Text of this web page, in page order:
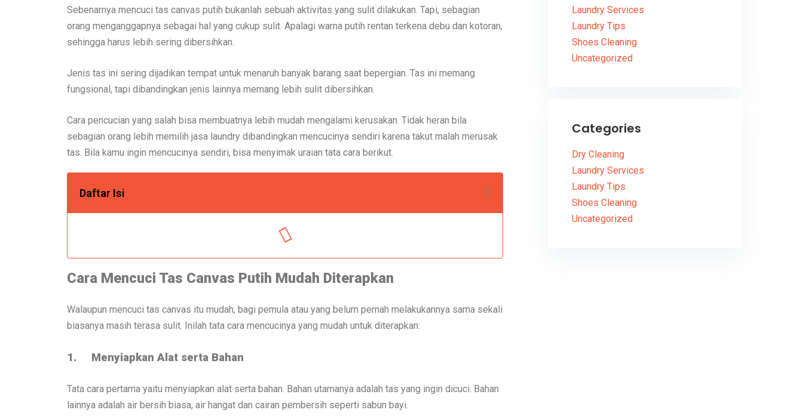
Sebenarnya mencuci tas canvas putih bukanlah sebuah aktivitas yang sulit dilakukan. Tapi, sebagian
orang menganggapnya sebagai hal yang cukup sulit. Apalagi warna putih rentan terkena debu dan kotoran,
sehingga harus lebih sering dibersihkan.
Jenis tas ini sering dijadikan tempat untuk menaruh banyak barang saat bepergian. Tas ini memang
fungsional, tapi dibandingkan jenis lainnya memang lebih sulit dibersihkan.
Cara pencucian yang salah bisa membuatnya lebih mudah mengalami kerusakan. Tidak heran bila
sebagian orang lebih memilih jasa laundry dibandingkan mencucinya sendiri karena takut malah merusak
tas. Bila kamu ingin mencucinya sendiri, bisa menyimak uraian tata cara berikut.
Daftar Isi
Cara Mencuci Tas Canvas Putih Mudah Diterapkan
Walaupun mencuci tas canvas itu mudah, bagi pemula atau yang belum pernah melakukannya sama sekali
biasanya masih terasa sulit. Inilah tata cara mencucinya yang mudah untuk diterapkan:
1. Menyiapkan Alat serta Bahan
Tata cara pertama yaitu menyiapkan alat serta bahan. Bahan utamanya adalah tas yang ingin dicuci. Bahan
lainnya adalah air bersih biasa, air hangat dan cairan pembersih seperti sabun bayi.
Laundry Services
Laundry Tips
Shoes Cleaning
Uncategorized
Categories
Dry Cleaning
Laundry Services
Laundry Tips
Shoes Cleaning
Uncategorized